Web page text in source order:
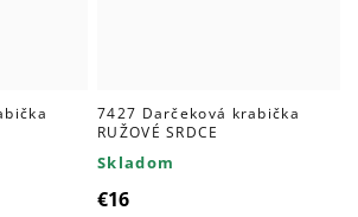
7427 Darčeková krabička
RUŽOVÉ SRDCE
Skladom
€16